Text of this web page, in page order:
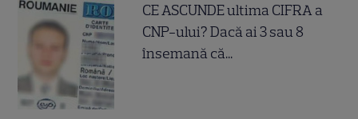
CE ASCUNDE ultima CIFRA a
CNP-ului? Dacă ai 3 sau 8
însemană că...